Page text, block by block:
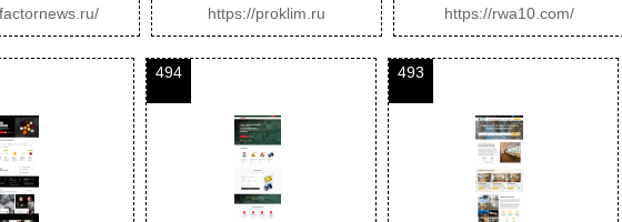
https://proklim.ru
https://rwa10.com/
494 493